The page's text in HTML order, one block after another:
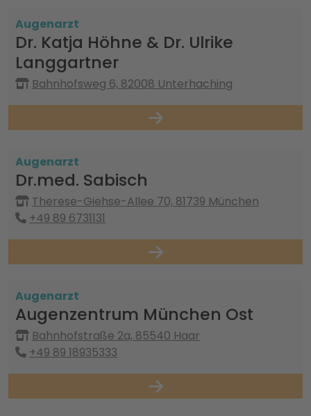
Augenarzt
Dr. Katja Höhne & Dr. Ulrike
Langgartner
Bahnhofsweg 6, 82008 Unterhaching
Augenarzt
Dr.med. Sabisch
Therese-Giehse-Allee 70, 81739 München
+49 89 6731131
Augenarzt
Augenzentrum München Ost
Bahnhofstraße 2a, 85540 Haar
+49 89 18935333